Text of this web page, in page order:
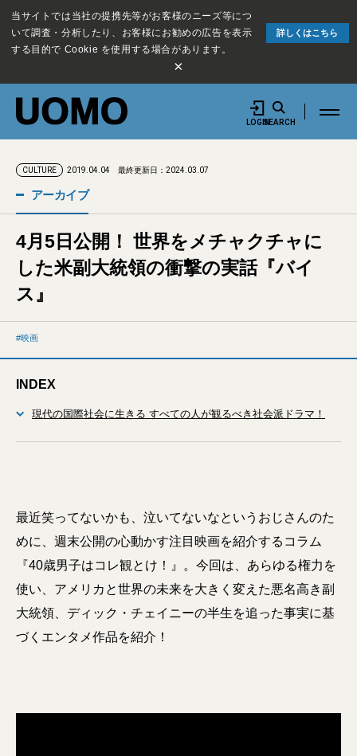
当サイトでは当社の提携先等がお客様のニーズ等につ
いて調査・分析したり、お客様にお勧めの広告を表示
する目的で Cookie を使用する場合があります。
詳しくはこちら
×
LOGINSEARCH
CULTURE 2019.04.04 最終更新日：2024.03.07
アーカイブ
4月5日公開！ 世界をメチャクチャに
した米副大統領の衝撃の実話『バイ
ス』
映画
INDEX
現代の国際社会に生きる すべての人が観るべき社会派ドラマ！
最近笑ってないかも、泣いてないなというおじさんのた
めに、週末公開の心動かす注目映画を紹介するコラム
『40歳男子はコレ観とけ！』。今回は、あらゆる権力を
使い、アメリカと世界の未来を大きく変えた悪名高き副
大統領、ディック・チェイニーの半生を追った事実に基
づくエンタメ作品を紹介！